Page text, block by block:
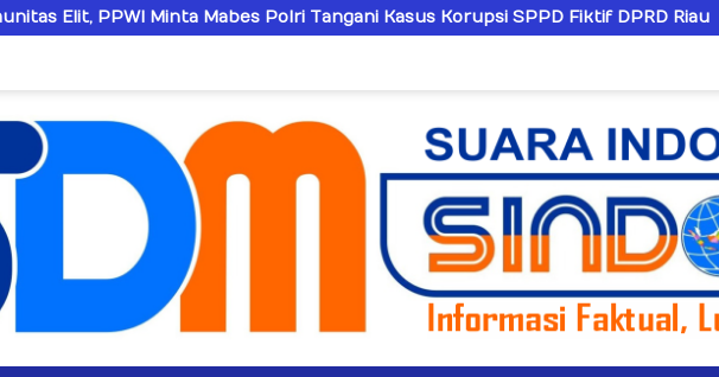
Mabes Polri Tangani Kasus Korupsi SPPD Fiktif DPRD Riau